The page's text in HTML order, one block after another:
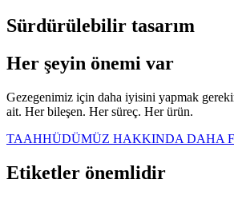
Sürdürülebilir tasarım
Her şeyin önemi var
Gezegenimiz için daha iyisini yapmak
ait. Her bileşen. Her süreç. Her ürün.
TAAHHÜDÜMÜZ HAKKINDA DAHA
Etiketler önemlidir